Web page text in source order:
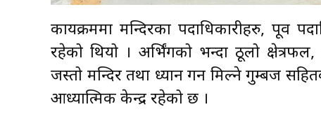
कार्यक्रममा मन्दिरका पदाधिकारीहरु, पूर्व
रहेको थियो । अर्भिंगको भन्दा ठूलो
जस्तो मन्दिर तथा ध्यान गर्न मिल्ने गुम्बज
आध्यात्मिक केन्द्र रहेको छ ।